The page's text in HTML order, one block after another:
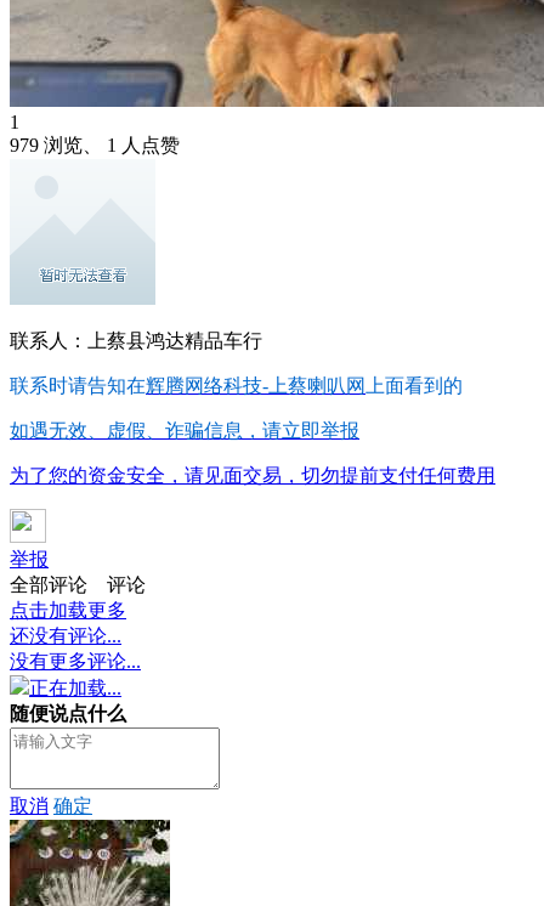
1
979 浏览、 1 人点赞
联系人：上蔡县鸿达精品车行
联系时请告知在辉腾网络科技-上蔡喇叭网 上面看到的
如遇无效、虚假、诈骗信息，请立即举报
为了您的资金安全，请见面交易，切勿提前支付任何费用
举报
全部评论
评论
点击加载更多
还没有评论...
没有更多评论...
正在加载...
随便说点什么
取消 确定